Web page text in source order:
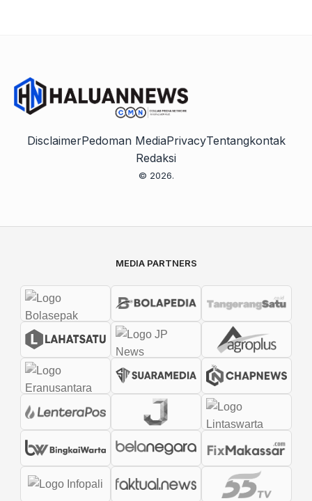
DisclaimerPedoman MediaPrivacyTentangkontak
Redaksi
© 2026.
MEDIA PARTNERS